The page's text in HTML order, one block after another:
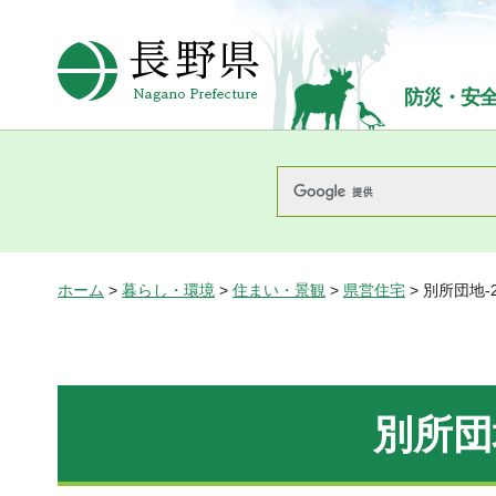
長野県Nagano Prefecture
防災・安
ホーム > 暮らし・環境 > 住まい・景観 > 県営住宅 > 別所団地-
別所